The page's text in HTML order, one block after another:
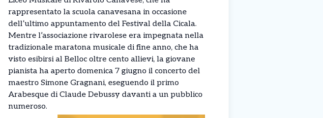
rappresentato la scuola canavesana in occasione
dell’ultimo appuntamento del Festival della Cicala.
Mentre l’associazione rivarolese era impegnata nella
tradizionale maratona musicale di fine anno, che ha
visto esibirsi al Belloc oltre cento allievi, la giovane
pianista ha aperto domenica 7 giugno il concerto del
maestro Simone Gragnani, eseguendo il primo
Arabesque di Claude Debussy davanti a un pubblico
numeroso.